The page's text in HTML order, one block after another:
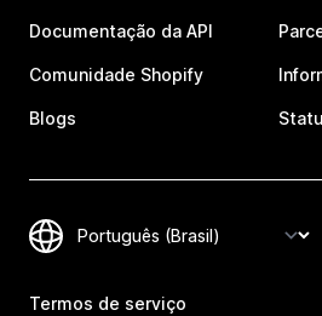
Documentação da API
Comunidade Shopify
Blogs
Termos de serviço